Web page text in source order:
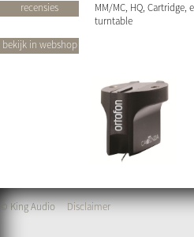
recensies
MM/MC, HQ, Cartridge,
turntable
bekijk in webshop
© King AudioDisclaimer